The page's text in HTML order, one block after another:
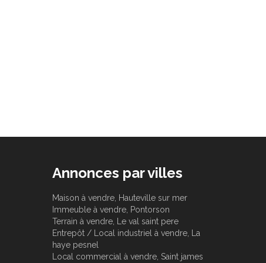
Annonces par villes
Maison à vendre, Hauteville sur mer
Immeuble à vendre, Pontorson
Terrain à vendre, Le val saint pere
Entrepôt / Local industriel à vendre, La
haye pesnel
Local commercial à vendre, Saint james